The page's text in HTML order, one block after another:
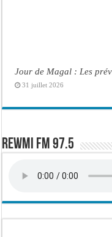
Jour de Magal : Les
31 juillet 2026
Rewmi FM 97.5